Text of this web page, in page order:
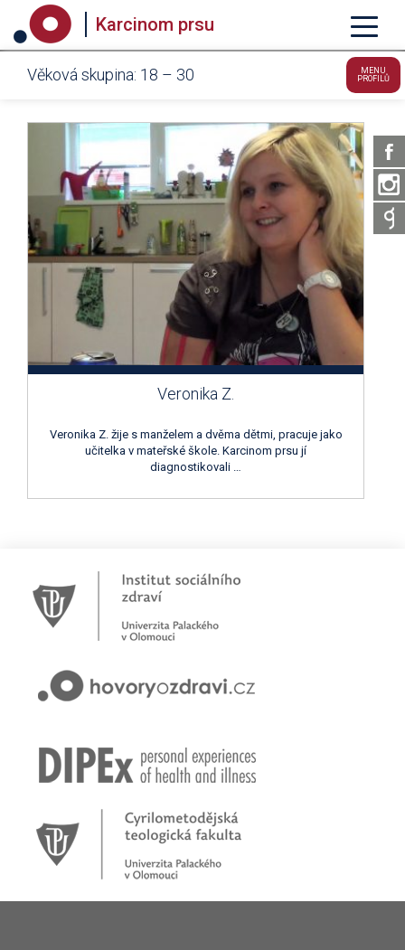
Karcinom prsu
Věková skupina: 18 – 30
MENU
PROFILŮ
Veronika Z.
Veronika Z. žije s manželem a dvěma dětmi, pracuje jako
učitelka v mateřské škole. Karcinom prsu jí
diagnostikovali …